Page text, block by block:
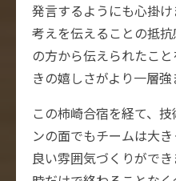
発言するようにも心掛
考えを伝えることの抵
の方から伝えられたこ
きの嬉しさがより一層強
この柿崎合宿を経て、
ンの面でもチームは大
良い雰囲気づくりがで